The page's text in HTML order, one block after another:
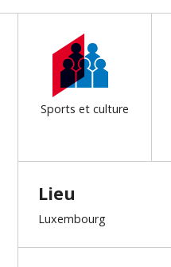
Sports et culture
Lieu
Luxembourg